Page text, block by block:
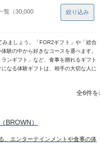
覧（30,000
ましょう。「FOR2ギフト」や「総合
験の中から好きなコースを選べます。
ンギフト」など、食事を贈れるギフト
なる体験ギフトは、相手の大切な人に
絞り込み
全6件
BROWN）
、エンターテインメントや食事の体